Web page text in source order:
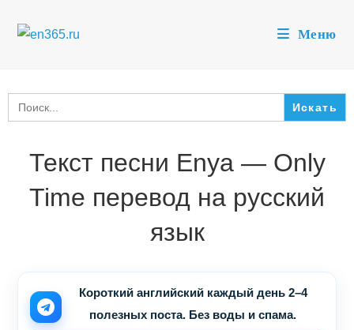
Меню
Search
for:
Текст песни Enya — Only
Time перевод на русский
язык
Короткий английский каждый день 2–4
полезных поста. Без воды и спама.